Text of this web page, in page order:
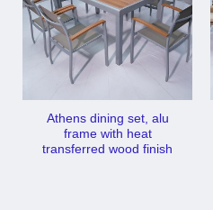
Athens dining set, alu
frame with heat
transferred wood finish